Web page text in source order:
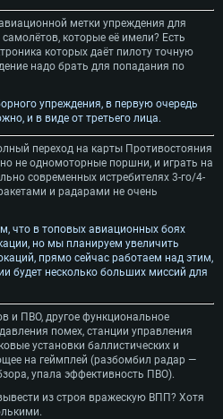
метки упреждения для
которые её имели? Есть
которых даёт пилоту точную
надо брать для попадания по
упреждения, в первую очередь
и в виде от третьего лица.
переход на карты Противостояния
не одномоторные поршни, и играть на
современных истребителях 3-го/4-
и радарами не очень
что в топовых авиационных боях
но мы планируем увеличить
прямо сейчас работаем над этим,
будет несколько больших миссий для
и ПВО, другое функциональное
помех, станции управления
установки баллистических и
на геймплей (разбомбил радар —
упала эффективность ПВО).
из строя вражескую ВПП? Хотя